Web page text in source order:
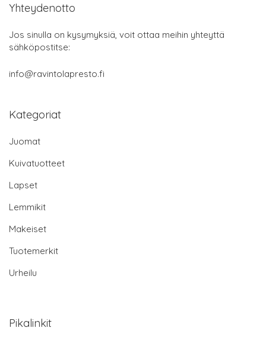
Yhteydenotto
Jos sinulla on kysymyksiä, voit ottaa meihin yhteyttä
sähköpostitse:
info@ravintolapresto.fi
Kategoriat
Juomat
Kuivatuotteet
Lapset
Lemmikit
Makeiset
Tuotemerkit
Urheilu
Pikalinkit